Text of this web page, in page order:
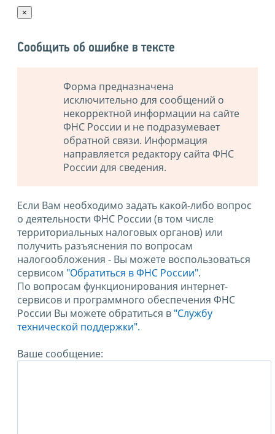
×
Сообщить об ошибке в тексте
Форма предназначена
исключительно для сообщений о
некорректной информации на сайте
ФНС России и не подразумевает
обратной связи. Информация
направляется редактору сайта ФНС
России для сведения.
Если Вам необходимо задать какой-либо вопрос
о деятельности ФНС России (в том числе
территориальных налоговых органов) или
получить разъяснения по вопросам
налогообложения - Вы можете воспользоваться
сервисом "Обратиться в ФНС России".
По вопросам функционирования интернет-
сервисов и программного обеспечения ФНС
России Вы можете обратиться в "Службу
технической поддержки".
Ваше сообщение: